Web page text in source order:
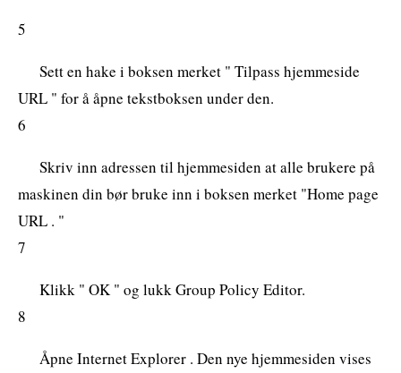
5
Sett en hake i boksen merket " Tilpass hjemmeside
URL " for å åpne tekstboksen under den.
6
Skriv inn adressen til hjemmesiden at alle brukere på
maskinen din bør bruke inn i boksen merket "Home page
URL . "
7
Klikk " OK " og lukk Group Policy Editor.
8
Åpne Internet Explorer . Den nye hjemmesiden vises